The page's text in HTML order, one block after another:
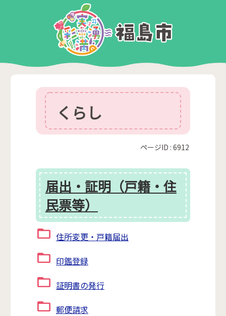
くらし
ページID :6912
届出・証明（戸籍・住
民票等）
住所変更・戸籍届出
印鑑登録
証明書の発行
郵便請求